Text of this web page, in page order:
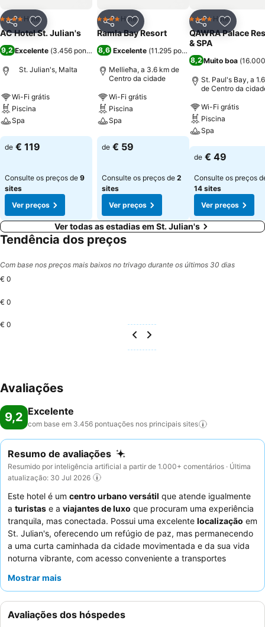
PartilharAdicionar aos favoritos
4 EstrelasHotel
AC Hotel St. Julian's
9,2 Excelente (3.456 pontuações )
St. Julian's, Malta
Wi-Fi grátis
Piscina
Spa
Ver preços
de € 119
Consulte os preços de 9
sites
Ver preços
PartilharAdicionar aos favoritos
4 EstrelasHotel
Ramla Bay Resort
8,6 Excelente (11.295 pontuações
Mellieħa, a 3.6 km de
Centro da cidade
Wi-Fi grátis
Piscina
Spa
Ver preços
de € 59
Consulte os preços de 2
sites
Ver preços
Partilhar
4 EstrelasHotel
QAWRA Palace
& SPA
8,2Muito boa (
St. Paul's Bay, a
de Centro da
Wi-Fi grátis
Piscina
Spa
Ver preços
de € 49
Consulte os preços
14 sites
Ver preços
Ver todas as estadias em St. Julian's
Tendência dos preços
Com base nos preços mais baixos no trivago durante os últimos 30 dias
€ 0
€ 0
€ 0
Avaliações
9,2 Excelente
com base em 3.456 pontuações nos principais sites
Resumo de avaliações
Resumido por inteligência artificial a partir de 1.000+ comentários · Última
atualização: 30 Jul 2026
Este hotel é um centro urbano versátil que atende igualmente
a turistas e a viajantes de luxo que procuram uma experiência
tranquila, mas conectada. Possui uma excelente localização em
St. Julian's, oferecendo um refúgio de paz, mas permanecendo
a uma curta caminhada da cidade movimentada e da sua vida
noturna vibrante, com acesso conveniente a transportes
dispõe de uma vasta gama de instalações, incluindo uma
piscina interior
, juntamente com um ginásio bem equipado. Os
hóspedes elogiam consistentemente os funcionários atenciosos
Mostrar mais
Avaliações dos hóspedes